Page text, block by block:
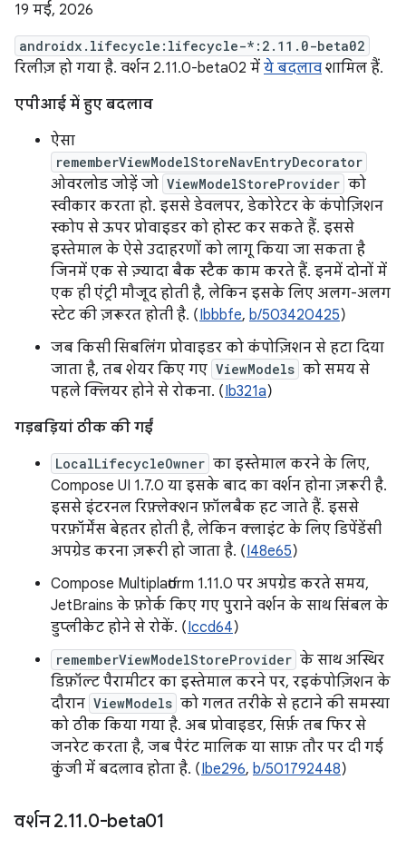
19 मई, 2026
androidx.lifecycle:lifecycle-*:2.11.0-beta02
रिलीज़ हो गया है. वर्शन 2.11.0-beta02 में ये बदलाव शामिल हैं.
एपीआई में हुए बदलाव
ऐसा
rememberViewModelStoreNavEntryDecorator
ओवरलोड जोड़ें जो ViewModelStoreProvider को
स्वीकार करता हो. इससे डेवलपर, डेकोरेटर के कंपोज़िशन
स्कोप से ऊपर प्रोवाइडर को होस्ट कर सकते हैं. इससे
इस्तेमाल के ऐसे उदाहरणों को लागू किया जा सकता है
जिनमें एक से ज़्यादा बैक स्टैक काम करते हैं. इनमें दोनों में
एक ही एंट्री मौजूद होती है, लेकिन इसके लिए अलग-अलग
स्टेट की ज़रूरत होती है. (Ibbbfe, b/503420425)
जब किसी सिबलिंग प्रोवाइडर को कंपोज़िशन से हटा दिया
जाता है, तब शेयर किए गए ViewModels को समय से
पहले क्लियर होने से रोकना. (Ib321a)
गड़बड़ियां ठीक की गईं
LocalLifecycleOwner का इस्तेमाल करने के लिए,
Compose UI 1.7.0 या इसके बाद का वर्शन होना ज़रूरी है.
इससे इंटरनल रिफ़्लेक्शन फ़ॉलबैक हट जाते हैं. इससे
परफ़ॉर्मेंस बेहतर होती है, लेकिन क्लाइंट के लिए डिपेंडेंसी
अपग्रेड करना ज़रूरी हो जाता है. (I48e65)
Compose Multiplatform 1.11.0 पर अपग्रेड करते समय,
JetBrains के फ़ोर्क किए गए पुराने वर्शन के साथ सिंबल के
डुप्लीकेट होने से रोकें. (Iccd64)
rememberViewModelStoreProvider के साथ अस्थिर
डिफ़ॉल्ट पैरामीटर का इस्तेमाल करने पर, रइकंपोज़िशन के
दौरान ViewModels को गलत तरीके से हटाने की समस्या
को ठीक किया गया है. अब प्रोवाइडर, सिर्फ़ तब फिर से
जनरेट करता है, जब पैरंट मालिक या साफ़ तौर पर दी गई
कुंजी में बदलाव होता है. (Ibe296, b/501792448)
वर्शन 2.11.0-beta01